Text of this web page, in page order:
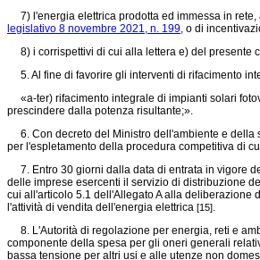
7) l'energia elettrica prodotta ed immessa in rete,
legislativo 8 novembre 2021, n. 199, o di
8) i corrispettivi di cui alla lettera e) del presente
5. Al fine di favorire gli interventi di rifacimento
«a-ter) rifacimento integrale di impianti solari
prescindere dalla potenza risultante;».
6. Con decreto del Ministro dell'ambiente e della
per l'espletamento della procedura competitiva di
7. Entro 30 giorni dalla data di entrata in vigore
delle imprese esercenti il servizio di distribuzione
cui all'articolo 5.1 dell'Allegato A alla deliberazione
l'attività di vendita dell'energia elettrica [15].
8. L'Autorità di regolazione per energia, reti e
componente della spesa per gli oneri generali
bassa tensione per altri usi e alle utenze non